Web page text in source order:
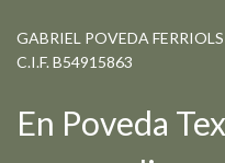
GABRIEL POVEDA FERRIOLS
C.I.F. B54915863
En Poveda